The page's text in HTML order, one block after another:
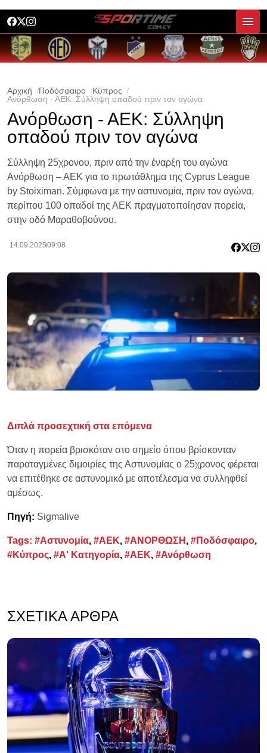
Αρχική Ποδόσφαιρο
Κύπρος
Ανόρθωση - ΑΕΚ: Σύλληψη οπαδού πριν τον αγώνα
Ανόρθωση - ΑΕΚ: Σύλληψη
οπαδού πριν τον αγώνα
Σύλληψη 25χρονου, πριν από την έναρξη του αγώνα
Ανόρθωση – ΑΕΚ για το πρωτάθλημα της Cyprus League
by Stoiximan. Σύμφωνα με την αστυνομία, πριν τον αγώνα,
περίπου 100 οπαδοί της ΑΕΚ πραγματοποίησαν πορεία,
στην οδό Μαραθοβούνου.
14.09.202509:08
Διπλά προσεχτική στα επόμενα
Όταν η πορεία βρισκόταν στο σημείο όπου βρίσκονταν
παραταγμένες διμοιρίες της Αστυνομίας ο 25χρονος φέρεται
να επιτέθηκε σε αστυνομικό με αποτέλεσμα να συλληφθεί
αμέσως.
Πηγή: Sigmalive
Tags: #Αστυνομία, #ΑΕΚ, #ΑΝΟΡΘΩΣΗ , #Ποδόσφαιρο,
#Κύπρος, #Α' Κατηγορία, #ΑΕΚ, #Ανόρθωση
ΣΧΕΤΙΚΆ ΆΡΘΡΑ